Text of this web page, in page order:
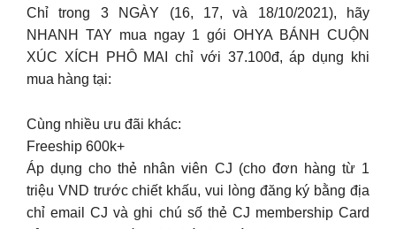
Chỉ trong 3 NGÀY (16, 17, và 18/10/2021), hãy
NHANH TAY mua ngay 1 gói OHYA BÁNH CUỘN
XÚC XÍCH PHÔ MAI chỉ với 37.100đ, áp dụng khi
mua hàng tại:
Cùng nhiều ưu đãi khác:
Freeship 600k+
Áp dụng cho thẻ nhân viên CJ (cho đơn hàng từ 1
triệu VND trước chiết khấu, vui lòng đăng ký bằng địa
chỉ email CJ và ghi chú số thẻ CJ membership Card